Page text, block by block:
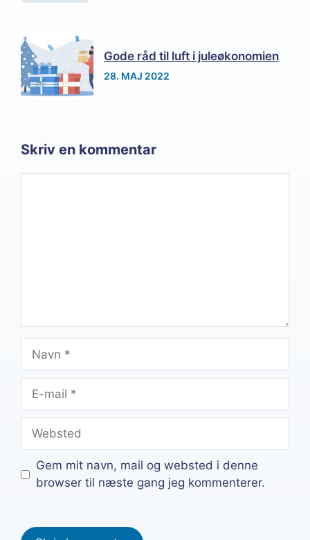
Gode råd til luft i juleøkonomien
28. MAJ 2022
Skriv en kommentar
Navn
Websted
Gem mit navn, mail og websted i denne
browser til næste gang jeg kommenterer.